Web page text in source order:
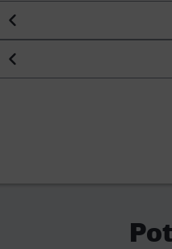
Datum der Hinfahrt
Uhrzeit der Hinfahrt